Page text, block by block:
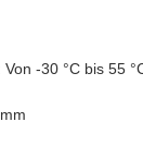
-30 °C bis 55